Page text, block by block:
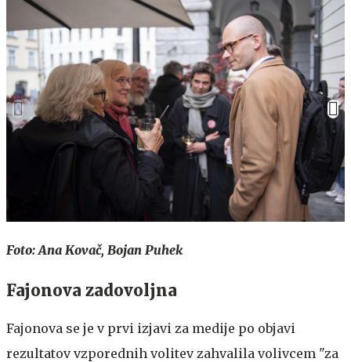
Foto: Ana Kovač, Bojan Puhek
Fajonova zadovoljna
Fajonova se je v prvi izjavi za medije po objavi
rezultatov vzporednih volitev zahvalila volivcem "za